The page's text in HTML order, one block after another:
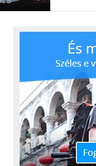
lakásban csak a
forintot
csillagos ég.
körültekintően
ingóságokat, hogy
kerüljenek. Például
be a lakásunkat,
van.
A biztosító számára
igazolni kell, például
kovácsoltvas elemek
előfordulhat, hogy